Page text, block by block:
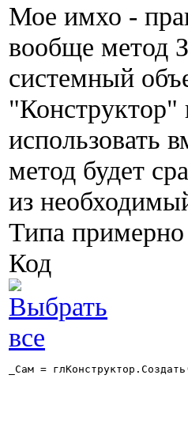
Мое имхо -
вообще метод
системный
использовать
метод будет
из
Типа примерно
Код
_Сам =